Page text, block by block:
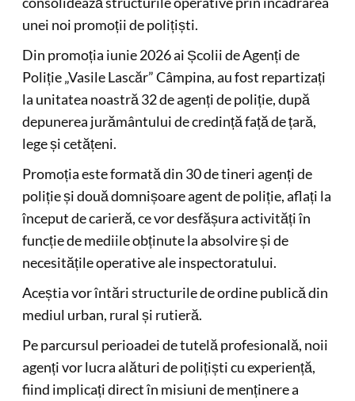
unei noi promoții de polițiști.
Din promoția iunie 2026 ai Școlii de Agenți de
Poliție „Vasile Lascăr” Câmpina, au fost repartizați
la unitatea noastră 32 de agenți de poliție, după
depunerea jurământului de credință față de țară,
lege și cetățeni.
Promoția este formată din 30 de tineri agenți de
poliție și două domnișoare agent de poliție, aflați la
început de carieră, ce vor desfășura activități în
funcție de mediile obținute la absolvire și de
necesitățile operative ale inspectoratului.
Aceștia vor întări structurile de ordine publică din
mediul urban, rural și rutieră.
Pe parcursul perioadei de tutelă profesională, noii
agenți vor lucra alături de polițiști cu experiență,
fiind implicați direct în misiuni de menținere a